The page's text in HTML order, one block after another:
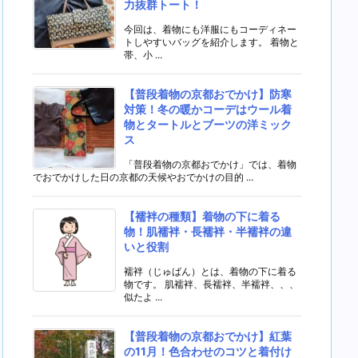
力抜群トート！
今回は、着物にも洋服にもコーディネー
トしやすいバッグを紹介します。 着物と
帯、小 ...
【普段着物の京都おでかけ】防寒
対策！冬の暖かコーデはウール着
物とタートルとブーツの洋ミック
ス
「普段着物の京都おでかけ」では、着物
でおでかけした日の京都の天候やおでかけの目的 ...
【襦袢の種類】着物の下に着る
物！肌襦袢・長襦袢・半襦袢の違
いと役割
襦袢（じゅばん）とは、着物の下に着る
物です。 肌襦袢、長襦袢、半襦袢、、、
似たよ ...
【普段着物の京都おでかけ】紅葉
の11月！色合わせのコツと着付け